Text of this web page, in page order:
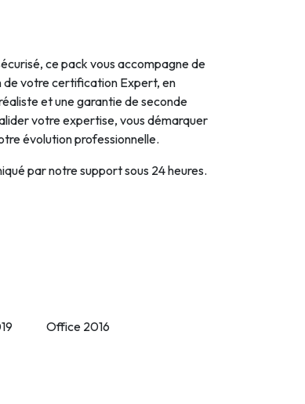
ce pack vous accompagne de
de votre certification Expert, en
et une garantie de seconde
votre expertise, vous démarquer
évolution professionnelle.
par notre support sous 24 heures.
Office 2016